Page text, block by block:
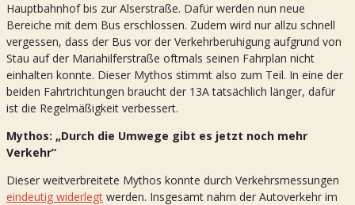
Hauptbahnhof bis zur Alserstraße. Dafür werden nun neue
Bereiche mit dem Bus erschlossen. Zudem wird nur allzu schnell
vergessen, dass der Bus vor der Verkehrberuhigung aufgrund von
Stau auf der Mariahilferstraße oftmals seinen Fahrplan nicht
einhalten konnte. Dieser Mythos stimmt also zum Teil. In eine der
beiden Fahrtrichtungen braucht der 13A tatsächlich länger, dafür
ist die Regelmäßigkeit verbessert.
Mythos: „Durch die Umwege gibt es jetzt noch mehr
Verkehr“
Dieser weitverbreitete Mythos konnte durch Verkehrsmessungen
eindeutig widerlegt werden. Insgesamt nahm der Autoverkehr im